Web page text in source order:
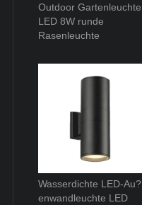
Outdoor Gartenleuchte
LED 8W runde
Rasenleuchte
Wasserdichte LED-Au?
enwandleuchte LED